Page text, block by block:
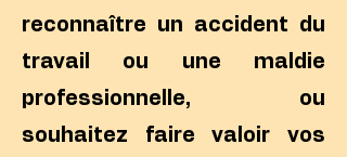
reconnaître un accident du
travail ou une maldie
professionnelle, ou
souhaitez faire valoir vos